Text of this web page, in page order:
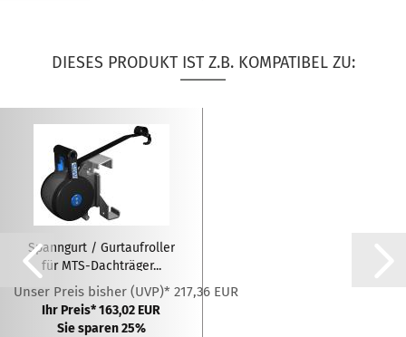
DIESES PRODUKT IST Z.B. KOMPATIBEL ZU:
Spanngurt / Gurtaufroller
für MTS-Dachträger...
Unser Preis bisher (UVP)* 217,36 EUR
Ihr Preis* 163,02 EUR
Sie sparen 25%